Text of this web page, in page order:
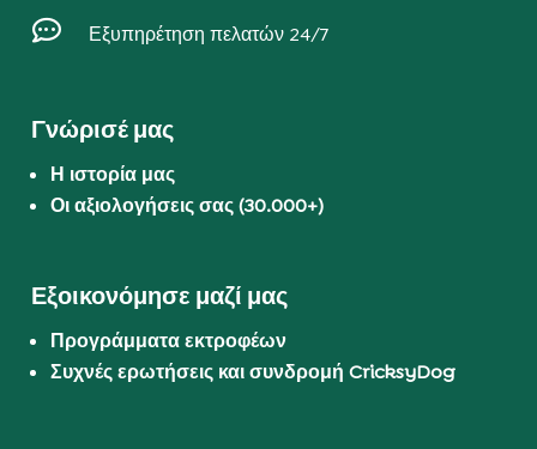
 Εξυπηρέτηση πελατών 24/7
Γνώρισέ μας
Η ιστορία μας
Οι αξιολογήσεις σας (30.000+)
Εξοικονόμησε μαζί μας
Προγράμματα εκτροφέων
Συχνές ερωτήσεις και συνδρομή CricksyDog